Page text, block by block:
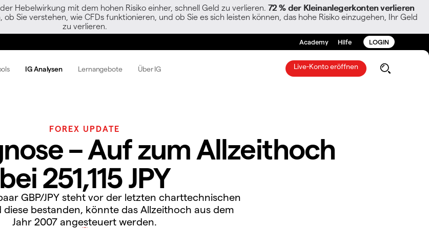
Hebelwirkung mit dem hohen Risiko einher, schnell Geld zu verlieren. 72 % der Kleinanlegerkonten verlieren
ob Sie verstehen, wie CFDs funktionieren, und ob Sie es sich leisten können, das hohe Risiko einzugehen, Ihr Geld
zu verlieren.
Academy Hilfe LOGIN
IG Analysen Lernangebote Über IG Live-Konto eröffnen
FOREX UPDATE
– Auf zum Allzeithoch
251,115 JPY
GBP/JPY steht vor der letzten charttechnischen
bestanden, könnte das Allzeithoch aus dem
Jahr 2007 angesteuert werden.